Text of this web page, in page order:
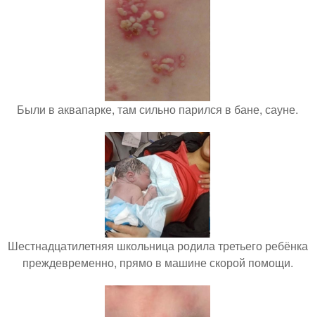
Были в аквапарке, там сильно парился в бане, сауне.
Шестнадцатилетняя школьница родила третьего ребёнка
преждевременно, прямо в машине скорой помощи.